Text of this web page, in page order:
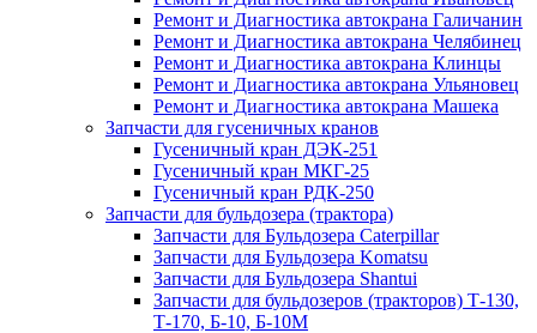
Ремонт и Диагностика автокрана Галичанин
Ремонт и Диагностика автокрана Челябинец
Ремонт и Диагностика автокрана Клинцы
Ремонт и Диагностика автокрана Ульяновец
Ремонт и Диагностика автокрана Машека
Запчасти для гусеничных кранов
Гусеничный кран ДЭК-251
Гусеничный кран МКГ-25
Гусеничный кран РДК-250
Запчасти для бульдозера (трактора)
Запчасти для Бульдозера Caterpillar
Запчасти для Бульдозера Komatsu
Запчасти для Бульдозера Shantui
Запчасти для бульдозеров (тракторов) Т-130,
Т-170, Б-10, Б-10М